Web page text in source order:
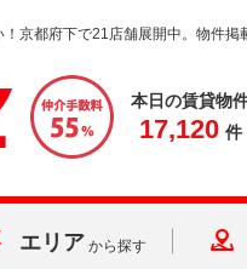
京都府下で21店舗展開中。物件掲
本日の賃貸物
17,120 件
エリア から探す